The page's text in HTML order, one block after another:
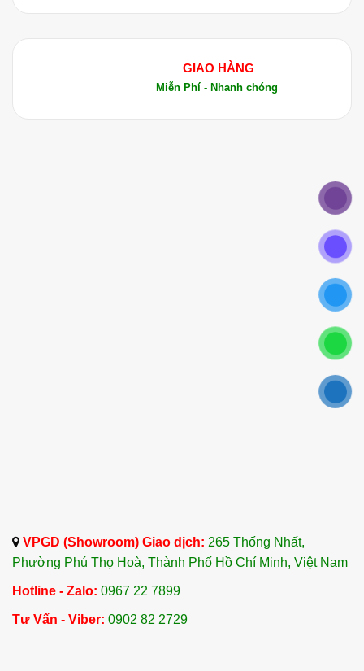
GIAO HÀNG
Miễn Phí - Nhanh chóng
VPGD (Showroom) Giao dịch: 265 Thống Nhất,
Phường Phú Thọ Hoà, Thành Phố Hồ Chí Minh, Việt Nam
Hotline - Zalo: 0967 22 7899
Tư Vấn - Viber: 0902 82 2729